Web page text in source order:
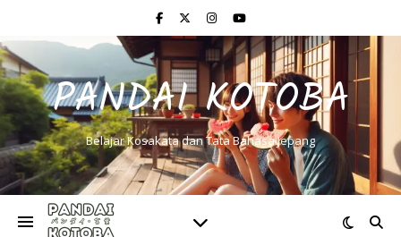
PANDAI KOTOBA
Belajar Kosakata dan Tata Bahasa Jepang